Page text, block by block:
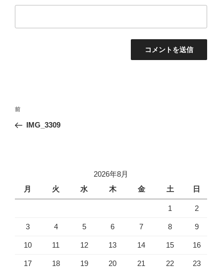
投
ナ
ョ
前
の
前
IMG_3309
2026年8月
月
火 水 木 金 土 日
1 2
3 4 5 6 7 8 9
10 11 12 13 14 15 16
17 18 19 20 21 22 23